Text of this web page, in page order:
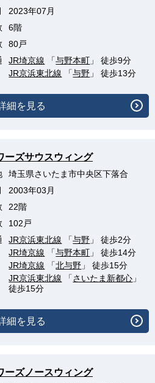
2023年07月
6階
80戸
JR埼京線 「与野本町 」 徒歩9分
JR京浜東北線 「与野 」 徒歩13分
細を見る
ーズサウスウィング
埼玉県さいたま市中央区下落合
2003年03月
22階
102戸
JR京浜東北線 「与野 」 徒歩2分
JR埼京線 「与野本町 」 徒歩14分
JR埼京線 「北与野 」 徒歩15分
JR京浜東北線 「さいたま新都心 」
徒歩15分
細を見る
ーズノースウィング